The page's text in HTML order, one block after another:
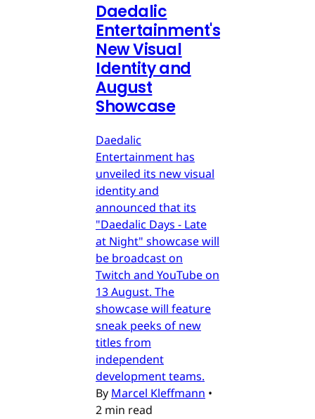
Daedalic
Entertainment's
New Visual
Identity and
August
Showcase
Daedalic
Entertainment has
unveiled its new visual
identity and
announced that its
"Daedalic Days - Late
at Night" showcase will
be broadcast on
Twitch and YouTube on
13 August. The
showcase will feature
sneak peeks of new
titles from
independent
development teams.
By Marcel Kleffmann •
2 min read